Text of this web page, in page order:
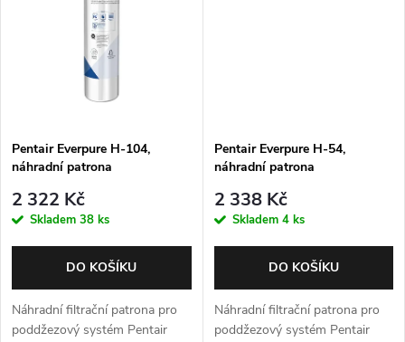
Pentair Everpure H-104,
náhradní patrona
2 322 Kč
Skladem 38 ks
DO KOŠÍKU
Náhradní filtrační patrona pro
poddžezový systém Pentair
Pentair Everpure H-54,
náhradní patrona
2 338 Kč
Skladem 4 ks
DO KOŠÍKU
Náhradní filtrační patrona pro
poddžezový systém Pentair